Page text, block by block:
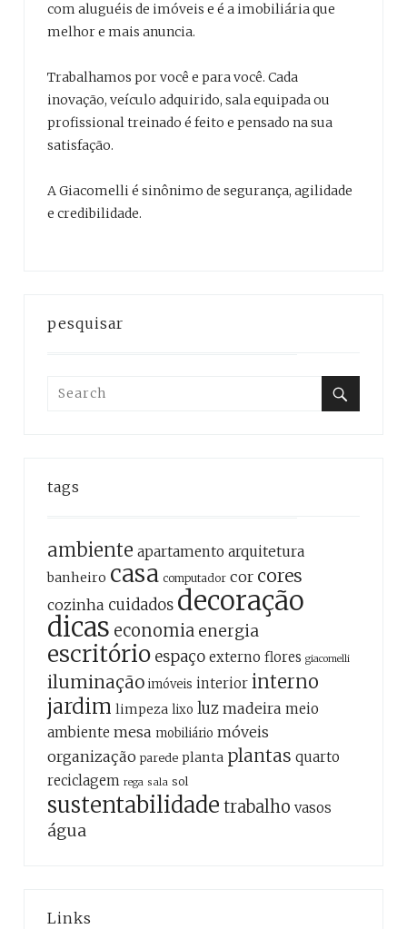
com aluguéis de imóveis e é a imobiliária que
melhor e mais anuncia.
Trabalhamos por você e para você. Cada
inovação, veículo adquirido, sala equipada ou
profissional treinado é feito e pensado na sua
satisfação.
A Giacomelli é sinônimo de segurança, agilidade
e credibilidade.
pesquisar
Search
tags
ambiente apartamento arquitetura
banheiro casa computador cor cores
cozinha cuidados decoração
dicas economia energia
escritório espaço externo flores giacomelli
iluminação imóveis interior interno
jardim limpeza lixo luz madeira meio
ambiente mesa mobiliário móveis
organização parede planta plantas quarto
reciclagem rega sala sol
sustentabilidade trabalho vasos
água
Links